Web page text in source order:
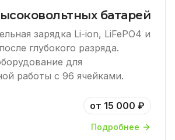
батарей
зарядка Li-ion, LiFePO4 и
глубокого разряда.
для
работы с 96 ячейками.
от 15 000 ₽
Подробнее